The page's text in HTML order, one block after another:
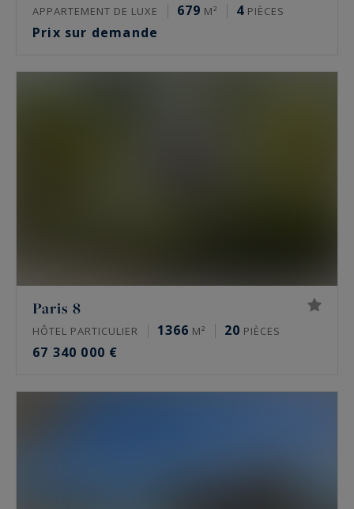
APPARTEMENT DE LUXE 679 M² 4 PIÈCES
Prix sur demande
Paris 8
HÔTEL PARTICULIER 1366 M² 20 PIÈCES
67 340 000 €